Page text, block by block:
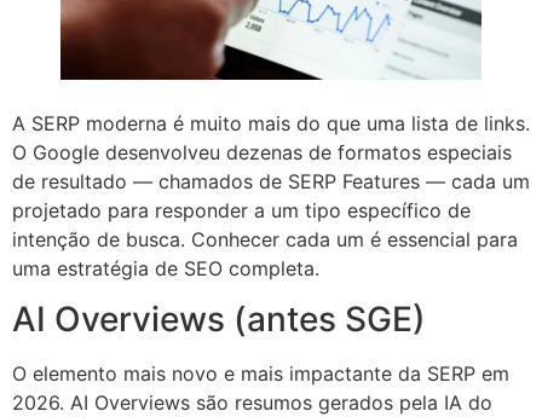
A SERP moderna é muito mais do que uma lista de links.
O Google desenvolveu dezenas de formatos especiais
de resultado — chamados de SERP Features — cada um
projetado para responder a um tipo específico de
intenção de busca. Conhecer cada um é essencial para
uma estratégia de SEO completa.
AI Overviews (antes SGE)
O elemento mais novo e mais impactante da SERP em
2026. AI Overviews são resumos gerados pela IA do